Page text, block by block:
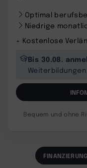
Optimal
Niedrige
+ Kostenlose
Bis 30.08.
Weiterbildungen
Bequem und ohne